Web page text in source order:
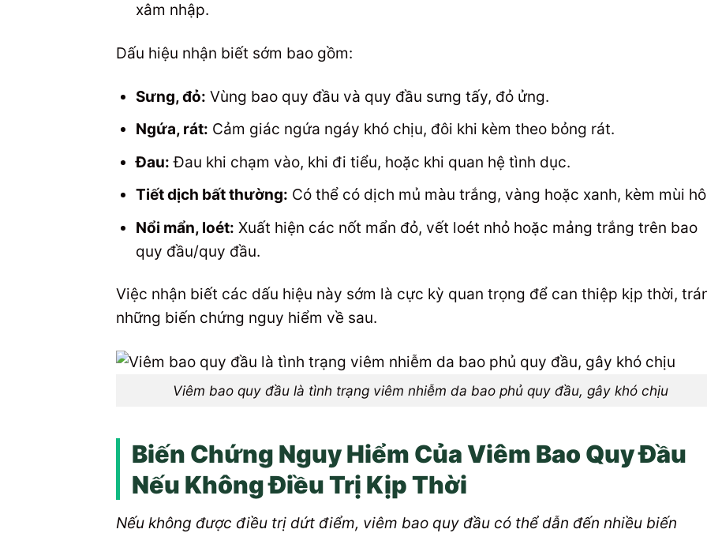
xâm nhập.
Dấu hiệu nhận biết sớm bao gồm:
Sưng, đỏ: Vùng bao quy đầu và quy đầu sưng tấy, đỏ ửng.
Ngứa, rát: Cảm giác ngứa ngáy khó chịu, đôi khi kèm theo bỏng rát.
Đau: Đau khi chạm vào, khi đi tiểu, hoặc khi quan hệ tình dục.
Tiết dịch bất thường: Có thể có dịch mủ màu trắng, vàng hoặc xanh, kèm mùi
Nổi mẩn, loét: Xuất hiện các nốt mẩn đỏ, vết loét nhỏ hoặc mảng trắng trên bao
quy đầu/quy đầu.
Việc nhận biết các dấu hiệu này sớm là cực kỳ quan trọng để can thiệp kịp thời,
những biến chứng nguy hiểm về sau.
Viêm bao quy đầu là tình trạng viêm nhiễm da bao phủ quy đầu, gây khó chịu
Biến Chứng Nguy Hiểm Của Viêm Bao Quy Đầu
Nếu Không Điều Trị Kịp Thời
Nếu không được điều trị dứt điểm, viêm bao quy đầu có thể dẫn đến nhiều biến